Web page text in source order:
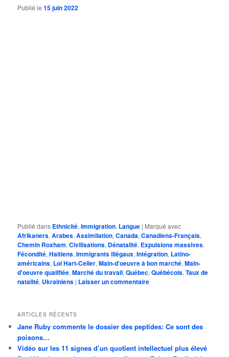
Publié le15 juin 2022
Publié dans Ethnicité,Immigration, Langue | Marqué avec
Afrikaners,Arabes,Assimilation,Canada,Canadiens-Français,
Chemin Roxham,Civilisations, Dénatalité, Expulsions massives,
Fécondité,Haitiens,Immigrants illégaux,Intégration, Latino-
américains, Loi Hart-Celler,Main-d'oeuvre à bon marché,Main-
d'oeuvre qualifiée,Marché du travail,Québec,Québécois,Taux de
natalité, Ukrainiens | Laisser un commentaire
ARTICLES RÉCENTS
Jane Ruby commente le dossier des peptides: Ce sont des
poisons…
Vidéo sur les 11 signes d’un quotient intellectuel plus élevé